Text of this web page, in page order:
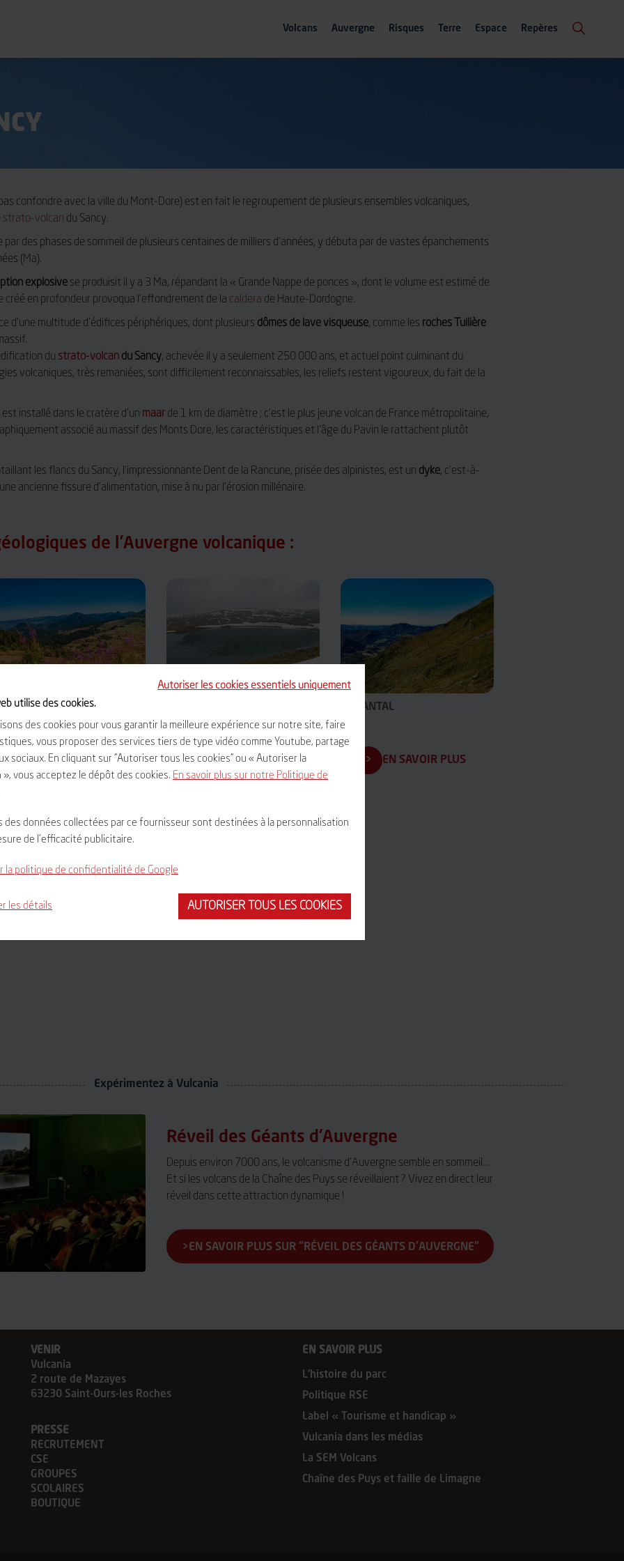
Autoriser les cookies essentiels uniquement
utilise des cookies.
des cookies pour vous garantir la meilleure expérience sur notre site, faire
vous proposer des services tiers de type vidéo comme Youtube, partage
sociaux. En cliquant sur "Autoriser tous les cookies" ou « Autoriser la
vous acceptez le dépôt des cookies. En savoir plus sur notre Politique de
des données collectées par ce fournisseur sont destinées à la personnalisation
de l'efficacité publicitaire.
la politique de confidentialité de Google
AUTORISER TOUS LES COOKIES
les détails
Volcans Auvergne Risques Terre Espace Repères
confondre avec la ville du Mont-Dore) est en fait le regroupement de plusieurs ensembles volcaniques,
strato-volcan du Sancy.
des phases de sommeil de plusieurs centaines de milliers d’années, y débuta par de vastes épanchements
(Ma).
explosive se produisit il y a 3 Ma, répandant la « Grande Nappe de ponces », dont le volume est estimé de
créé en profondeur provoqua l’effondrement de la caldera de Haute-Dordogne.
d’une multitude d’édifices périphériques, dont plusieurs dômes de lave visqueuse, comme les roches Tuilière
du strato-volcan du Sancy, achevée il y a seulement 250 000 ans, et actuel point culminant du
volcaniques, très remaniées, sont difficilement reconnaissables, les reliefs restent vigoureux, du fait de la
est installé dans le cratère d’un maar de 1 km de diamètre ; c’est le plus jeune volcan de France métropolitaine,
associé au massif des Monts Dore, les caractéristiques et l’âge du Pavin le rattachent plutôt
les flancs du Sancy, l’impressionnante Dent de la Rancune, prisée des alpinistes, est un dyke, c’est-à-
ancienne fissure d’alimentation, mise à nu par l’érosion millénaire.
de l’Auvergne volcanique :
EN SAVOIR PLUS EN SAVOIR PLUS
LE CANTAL
EN SAVOIR PLUS
Expérimentez à Vulcania
Réveil des Géants d'Auvergne
Depuis environ 7000 ans, le volcanisme d'Auvergne semble en sommeil...
Et si les volcans de la Chaîne des Puys se réveillaient ? Vivez en direct leur
réveil dans cette attraction dynamique !
EN SAVOIR PLUS SUR "RÉVEIL DES GÉANTS D'AUVERGNE"
VENIR
Vulcania
2 route de Mazayes
63230 Saint-Ours-les Roches
PRESSE
RECRUTEMENT
CSE
GROUPES
SCOLAIRES
BOUTIQUE
EN SAVOIR PLUS
L’histoire du parc
Politique RSE
Label « Tourisme et handicap »
Vulcania dans les médias
La SEM Volcans
Chaîne des Puys et faille de Limagne